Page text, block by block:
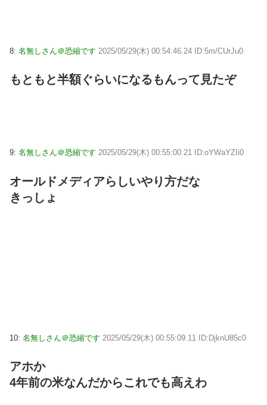
8: 名無しさん＠恐縮です 2025/05/29(木) 00:54:46.24 ID:5m/CUrJu0
もともと半額ぐらいになるもんって見たぞ
9: 名無しさん＠恐縮です 2025/05/29(木) 00:55:00.21 ID:oYWaYZIi0
オールドメディアらしいやり方だな
きっしょ
10: 名無しさん＠恐縮です 2025/05/29(木) 00:55:09.11 ID:DjknU85c0
アホか
4年前の米なんだからこれでも高えわ